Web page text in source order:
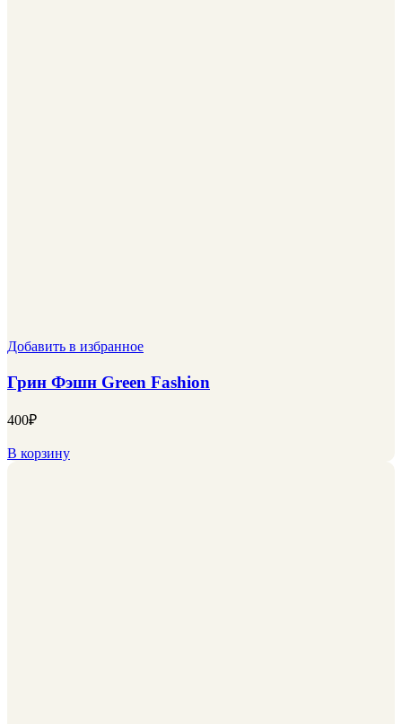
Добавить в избранное
Грин Фэшн Green Fashion
400₽
В корзину